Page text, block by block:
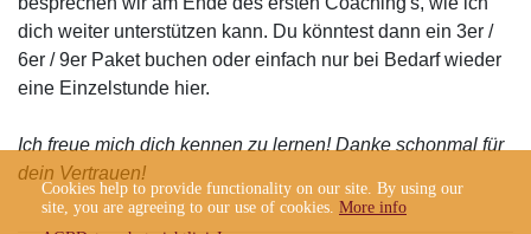
dich weiter unterstützen kann. Du könntest dann ein 3er /
6er / 9er Paket buchen oder einfach nur bei Bedarf wieder
eine Einzelstunde hier.
Ich freue mich dich kennen zu lernen! Danke schonmal für
dein Vertrauen!
Cookies help to provide functionality on our site. By using our
site, you are agreeing to our use of cookies. More info